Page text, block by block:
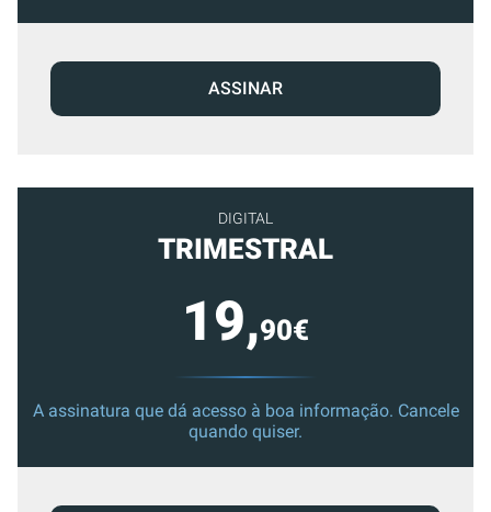
ASSINAR
DIGITAL
TRIMESTRAL
19,90€
A assinatura que dá acesso à boa informação. Cancele
quando quiser.